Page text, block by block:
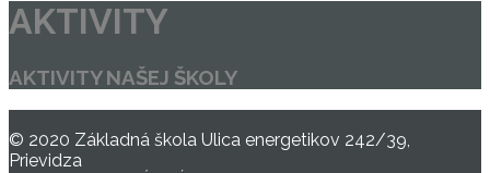
AKTIVITY
AKTIVITY NAŠEJ ŠKOLY
© 2020 Základná škola Ulica energetikov 242/39,
Prievidza